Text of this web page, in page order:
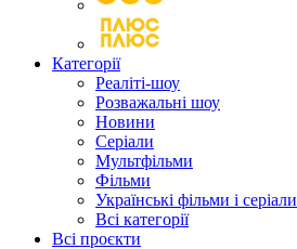
Категорії
Реаліті-шоу
Розважальні шоу
Новини
Серіали
Мультфільми
Фільми
Українські фільми і серіали
Всі категорії
Всі проєкти